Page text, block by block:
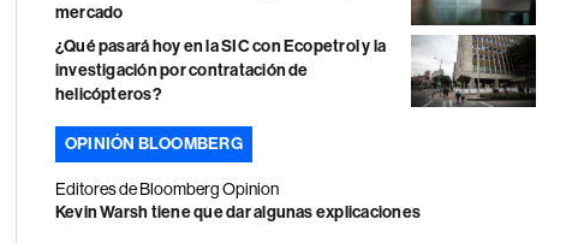
mercado
¿Qué pasará hoy en la SIC con Ecopetrol y la
investigación por contratación de
helicópteros?
OPINIÓN BLOOMBERG
Editores de Bloomberg Opinion
Kevin Warsh tiene que dar algunas explicaciones